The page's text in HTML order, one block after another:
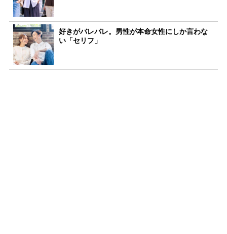
好きがバレバレ。男性が本命女性にしか言わな
い「セリフ」